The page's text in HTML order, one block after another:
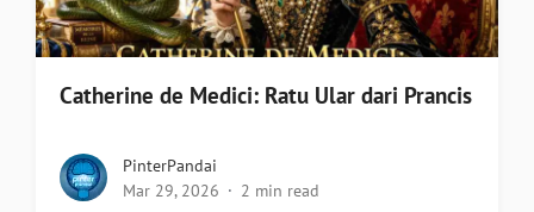
Catherine de Medici: Ratu Ular dari Prancis
PinterPandai
Mar 29, 2026
2 min read